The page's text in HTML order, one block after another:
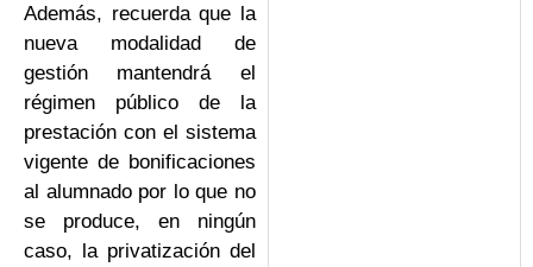
Además, recuerda que la
nueva modalidad de
gestión mantendrá el
régimen público de la
prestación con el sistema
vigente de bonificaciones
al alumnado por lo que no
se produce, en ningún
caso, la privatización del